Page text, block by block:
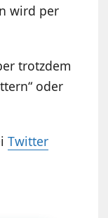
wird per
trotzdem
oder
Twitter